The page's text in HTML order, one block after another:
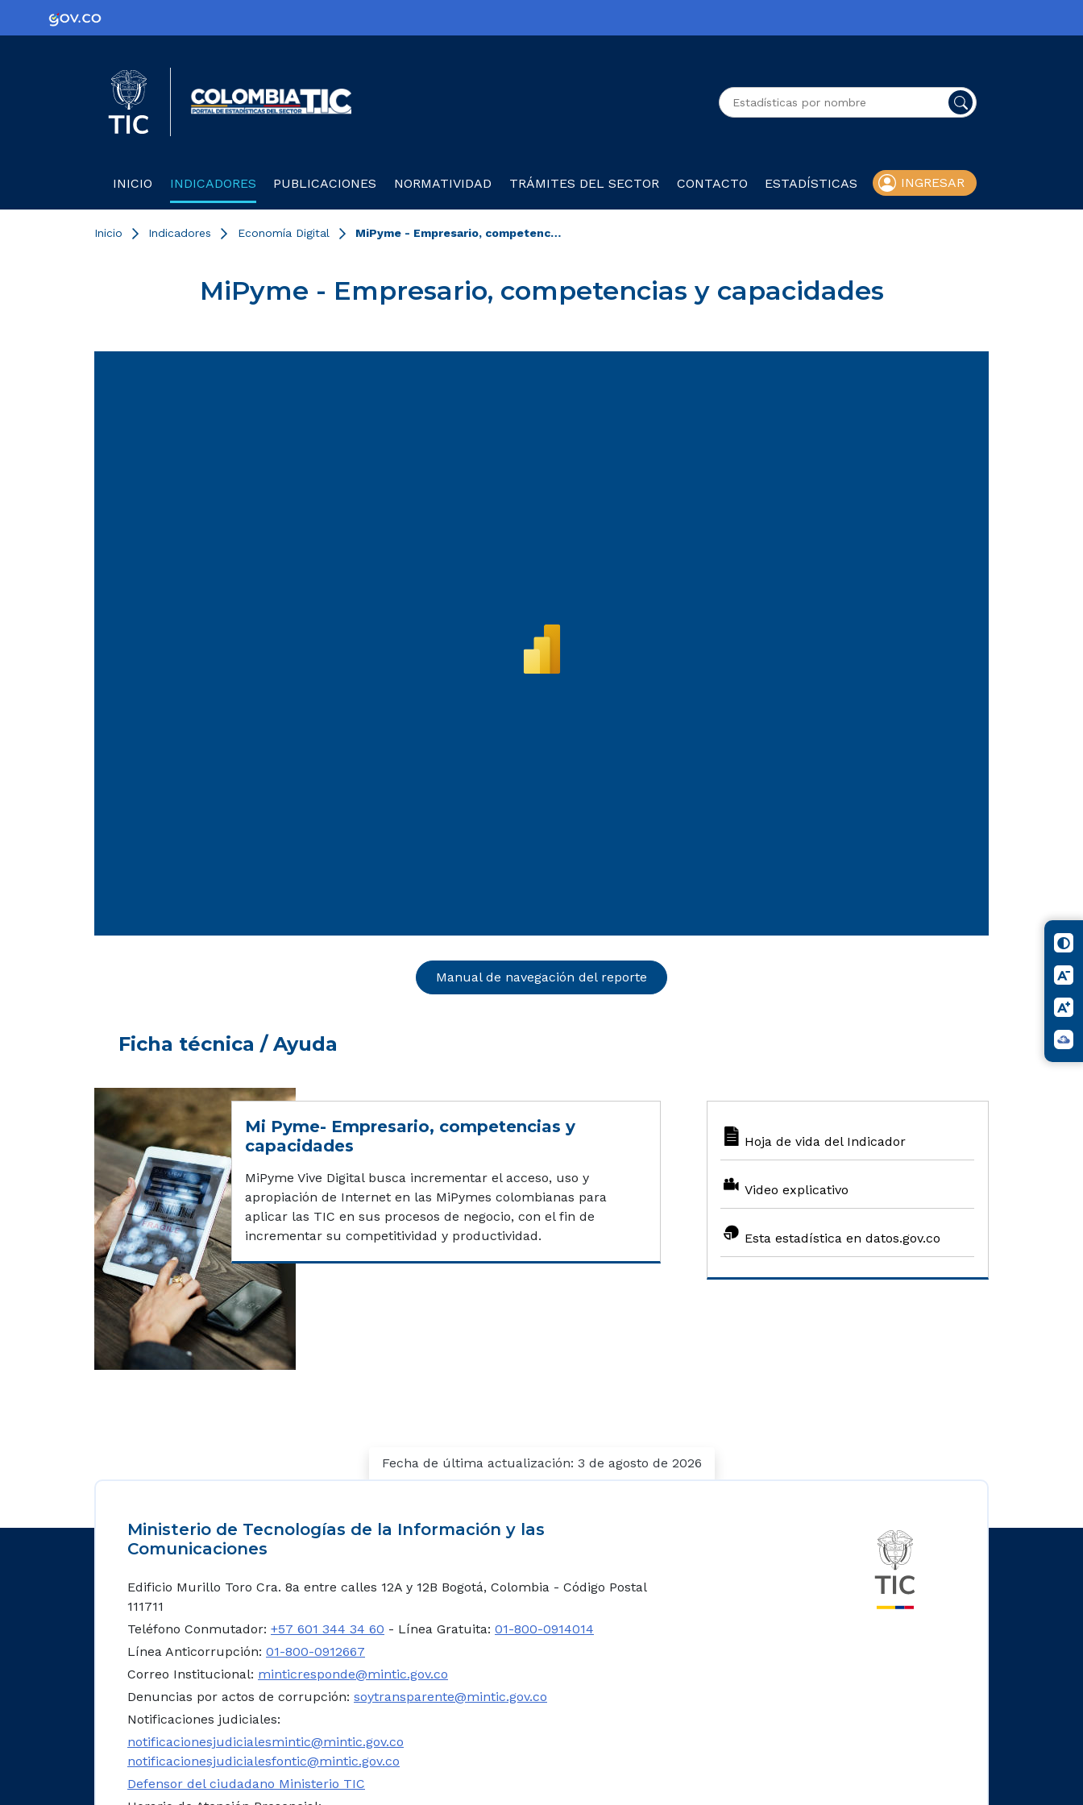
Logo Gobierno de Colombia
Colombia TIC
Buscador general
INICIO INDICADORES PUBLICACIONES NORMATIVIDAD TRÁMITES DEL SECTOR CONTACTO ESTADÍSTICAS INGRESAR
Inicio Indicadores Economía Digital MiPyme - Empresario, competencias y capacidades
MiPyme - Empresario, competencias y capacidades
Manual de navegación del reporte
Ficha técnica / Ayuda
Mi Pyme- Empresario, competencias y
capacidades
MiPyme Vive Digital busca incrementar el acceso, uso y
apropiación de Internet en las MiPymes colombianas para
aplicar las TIC en sus procesos de negocio, con el fin de
incrementar su competitividad y productividad.
Hoja de vida del Indicador
Video explicativo
Esta estadística en datos.gov.co
Fecha de última actualización: 3 de agosto de 2026
Ministerio de Tecnologías de la Información y las
Comunicaciones
Edificio Murillo Toro Cra. 8a entre calles 12A y 12B Bogotá, Colombia - Código Postal
111711
Teléfono Conmutador: +57 601 344 34 60 - Línea Gratuita: 01-800-0914014
Línea Anticorrupción: 01-800-0912667
Correo Institucional: minticresponde@mintic.gov.co
Denuncias por actos de corrupción: soytransparente@mintic.gov.co
Notificaciones judiciales:
notificacionesjudicialesmintic@mintic.gov.co
notificacionesjudicialesfontic@mintic.gov.co
Defensor del ciudadano Ministerio TIC